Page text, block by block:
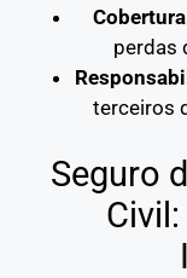
perdas
terceiros
Seguro